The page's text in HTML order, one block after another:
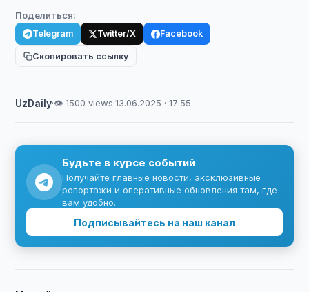
Поделиться:
Telegram Twitter/X Facebook
Скопировать ссылку
UzDaily·👁 1500 views·13.06.2025 · 17:55
Будьте в курсе событий
Получайте главные новости, эксклюзивные
репортажи и оперативные обновления там, где
вам удобно.
Подписывайтесь на наш канал